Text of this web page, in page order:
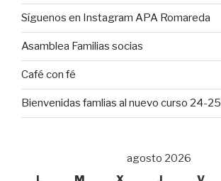
Síguenos en Instagram APA Romareda
Asamblea Familias socias
Café con fé
Bienvenidas famlias al nuevo curso 24-25
agosto 2026